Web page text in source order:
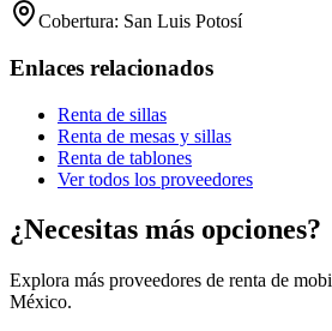
Cobertura: San Luis Potosí
Enlaces relacionados
Renta de sillas
Renta de mesas y sillas
Renta de tablones
Ver todos los proveedores
¿Necesitas más opciones?
Explora más proveedores de renta de
México.